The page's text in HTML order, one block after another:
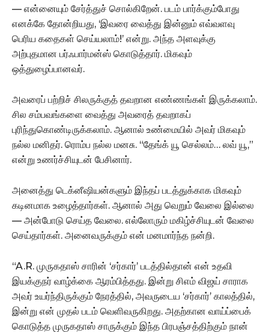
— என்னையும் சேர்த்துச் சொல்கிறேன். படம் பார்க்கும்போது
எனக்கே தோன்றியது, ‘இவரை வைத்து இன்னும் எவ்வளவு
பெரிய கதைகள் செய்யலாம்!’ என்று. அந்த அளவுக்கு
அற்புதமான பர்ஃபார்மன்ஸ் கொடுத்தார். மிகவும்
ஒத்துழைப்பானவர்.
அவரைப் பற்றிச் சிலருக்குத் தவறான எண்ணங்கள் இருக்கலாம்.
சில சம்பவங்களை வைத்து அவரைத் தவறாகப்
புரிந்துகொண்டிருக்கலாம். ஆனால் உண்மையில் அவர் மிகவும்
நல்ல மனிதர். ரொம்ப நல்ல மனசு. “தேங்க் யூ செல்லம்… லவ் யூ,”
என்று உணர்ச்சியுடன் பேசினார்.
அனைத்து டெக்னீஷியன்களும் இந்தப் படத்துக்காக மிகவும்
கடினமாக உழைத்தார்கள். ஆனால் அது வெறும் வேலை இல்லை
— அன்போடு செய்த வேலை. எல்லோரும் மகிழ்ச்சியுடன் வேலை
செய்தார்கள். அனைவருக்கும் என் மனமார்ந்த நன்றி.
“A.R. முருகதாஸ் சாரின் ‘சர்கார்’ படத்தில்தான் என் உதவி
இயக்குநர் வாழ்க்கை ஆரம்பித்தது. இன்று சிஎம் விஜய் சாராக
அவர் உயர்ந்திருக்கும் நேரத்தில், அவருடைய ‘சர்கார்’ காலத்தில்,
இன்று என் முதல் படம் வெளிவருகிறது. அதற்கான வாய்ப்பைக்
கொடுத்த முருகதாஸ் சாருக்கும் இந்த பிரபஞ்சத்திற்கும் நான்